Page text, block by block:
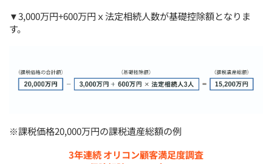
▼3,000万円+600万円ｘ法定相続人数が基礎控除額となりま
す。
※課税価格20,000万円の課税遺産総額の例
3年連続 オリコン顧客満足度調査